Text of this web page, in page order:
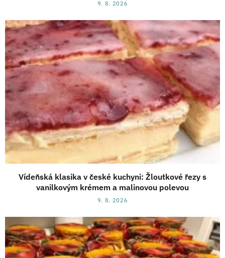
9. 8. 2026
Vídeňská klasika v české kuchyni: Žloutkové řezy s
vanilkovým krémem a malinovou polevou
9. 8. 2026